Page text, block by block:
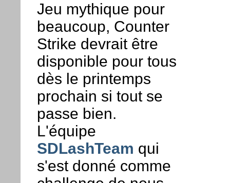
Jeu mythique pour
beaucoup, Counter
Strike devrait être
disponible pour tous
dès le printemps
prochain si tout se
passe bien.
L'équipe
SDLashTeam qui
s'est donné comme